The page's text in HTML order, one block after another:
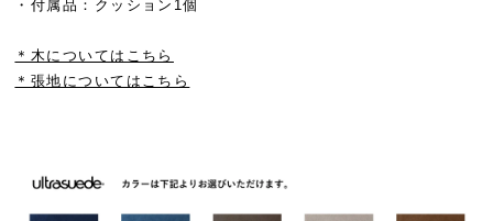
・付属品：クッション1個
＊木についてはこちら
＊張地についてはこちら